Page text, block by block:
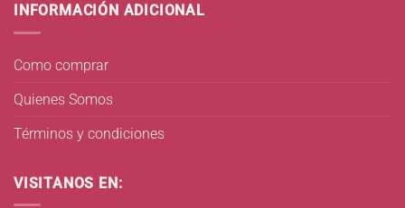
INFORMACIÓN ADICIONAL
Como comprar
Quienes Somos
Términos y condiciones
VISITANOS EN: